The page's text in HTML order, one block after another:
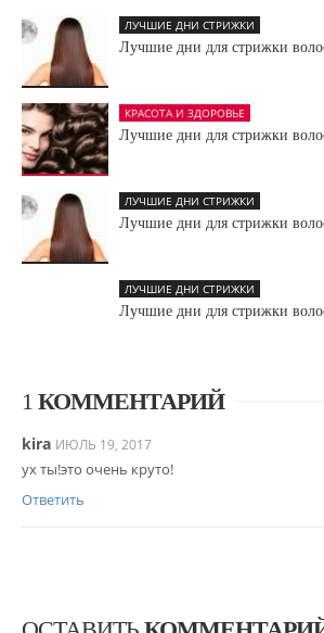
ЛУЧШИЕ ДНИ СТРИЖКИ
Лучшие дни для стрижки
КРАСОТА И ЗДОРОВЬЕ
Лучшие дни для стрижки
ЛУЧШИЕ ДНИ СТРИЖКИ
Лучшие дни для стрижки
ЛУЧШИЕ ДНИ СТРИЖКИ
Лучшие дни для стрижки
1 КОММЕНТАРИЙ
kira ИЮЛЬ 19, 2017
ух ты!это очень круто!
Ответить